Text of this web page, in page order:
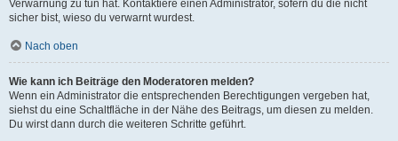
Verwarnung zu tun hat. Kontaktiere einen Administrator, sofern du die nicht
sicher bist, wieso du verwarnt wurdest.
Nach oben
Wie kann ich Beiträge den Moderatoren melden?
Wenn ein Administrator die entsprechenden Berechtigungen vergeben hat,
siehst du eine Schaltfläche in der Nähe des Beitrags, um diesen zu melden.
Du wirst dann durch die weiteren Schritte geführt.